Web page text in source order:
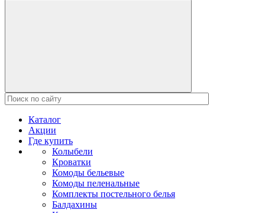
Каталог
Акции
Где купить
Колыбели
Кроватки
Комоды бельевые
Комоды пеленальные
Комплекты постельного белья
Балдахины